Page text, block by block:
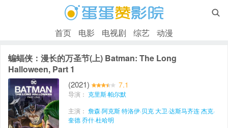

首页 电影 电视剧 综艺 动漫
蝙蝠侠：漫长的万圣节(上) Batman: The Long
Halloween, Part 1
(2021) 7.1
导演： 克里斯·帕尔默
主演： 詹森·阿克斯特洛伊·贝克大卫·达斯马齐连杰克·
奎德乔什·杜哈明